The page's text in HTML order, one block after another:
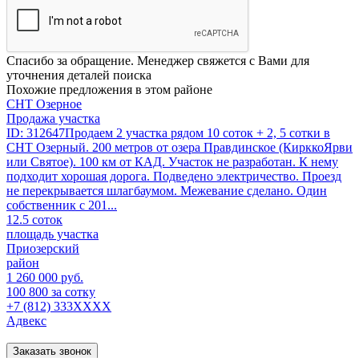
Спасибо за обращение. Менеджер свяжется с Вами для
уточнения деталей поиска
Похожие предложения в этом районе
СНТ Озерное
Продажа участка
ID: 312647Продаем 2 участка рядом 10 соток + 2, 5 сотки в
СНТ Озерный. 200 метров от озера Правдинское (КирккоЯрви
или Святое). 100 км от КАД. Участок не разработан. К нему
подходит хорошая дорога. Подведено электричество. Проезд
не перекрывается шлагбаумом. Межевание сделано. Один
собственник с 201...
12.5 соток
площадь участка
Приозерский
район
1 260 000 руб.
100 800 за сотку
+7 (812) 333XXXX
Адвекс
Заказать звонок